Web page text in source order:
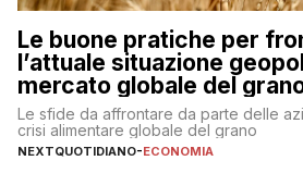
Le buone pratiche per
l’attuale situazione
mercato globale del
Le sfide da affrontare da parte delle
crisi alimentare globale del grano
NEXTQUOTIDIANO-ECONOMIA